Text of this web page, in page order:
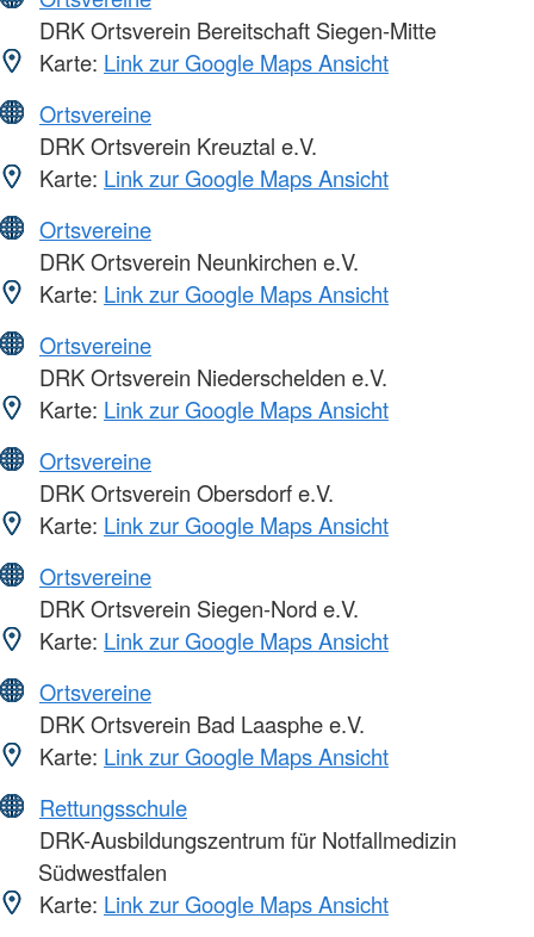
DRK Ortsverein Bereitschaft Siegen-Mitte
Karte: Link zur Google Maps Ansicht
Ortsvereine
DRK Ortsverein Kreuztal e.V.
Karte: Link zur Google Maps Ansicht
Ortsvereine
DRK Ortsverein Neunkirchen e.V.
Karte: Link zur Google Maps Ansicht
Ortsvereine
DRK Ortsverein Niederschelden e.V.
Karte: Link zur Google Maps Ansicht
Ortsvereine
DRK Ortsverein Obersdorf e.V.
Karte: Link zur Google Maps Ansicht
Ortsvereine
DRK Ortsverein Siegen-Nord e.V.
Karte: Link zur Google Maps Ansicht
Ortsvereine
DRK Ortsverein Bad Laasphe e.V.
Karte: Link zur Google Maps Ansicht
Rettungsschule
DRK-Ausbildungszentrum für Notfallmedizin
Südwestfalen
Karte: Link zur Google Maps Ansicht